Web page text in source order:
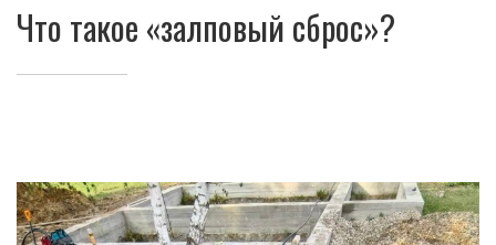
Что такое «залповый сброс»?